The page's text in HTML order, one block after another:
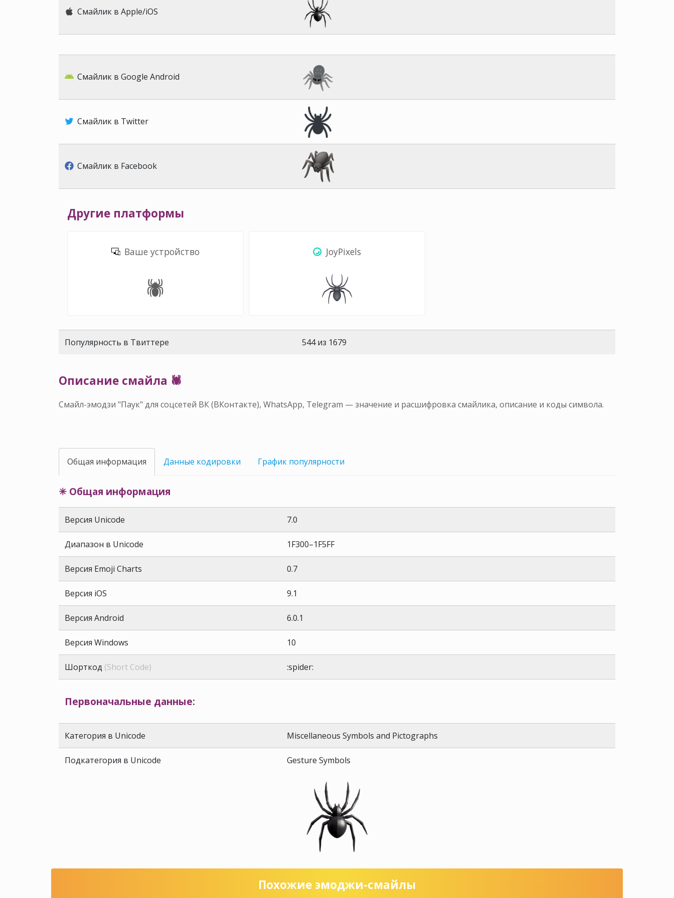
Смайлик в Apple/iOS
Смайлик в Google Android
Смайлик в Twitter
Смайлик в Facebook
Другие платформы
Ваше устройство
🕷️
JoyPixels
Популярность в Твиттере 544 из 1679
Описание смайла 🕷️
Смайл-эмодзи "Паук" для соцсетей ВК (ВКонтакте), WhatsApp, Telegram — значение и расшифровка смайлика, описание и коды символа.
Общая информация Данные кодировки График популярности
✳ Общая информация
Версия Unicode 7.0
Диапазон в Unicode 1F300–1F5FF
Версия Emoji Charts 0.7
Версия iOS 9.1
Версия Android 6.0.1
Версия Windows 10
Шорткод (Short Code) :spider:
Первоначальные данные:
Категория в Unicode Miscellaneous Symbols and Pictographs
Подкатегория в Unicode Gesture Symbols
Похожие эмоджи-смайлы